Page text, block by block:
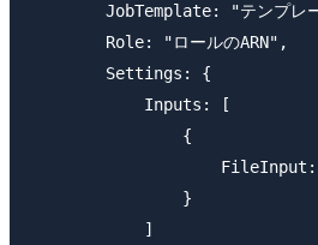
JobTemplate: "テンプレ
        Role: "ロールのARN",
        Settings: {
            Inputs: [
                {
FileInput:
                }
            ]